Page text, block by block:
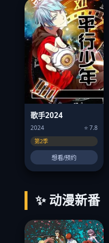
歌手2024
2024 ⭐ 7.8
第2季
想看/预约
✨ 动漫新番